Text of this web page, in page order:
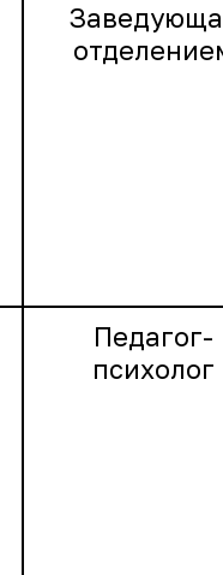
Педагог-
психолог